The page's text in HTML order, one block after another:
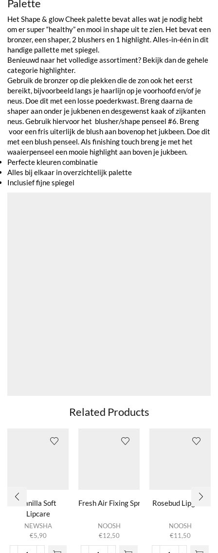
Palette
Het Shape & glow Cheek palette bevat alles wat je nodig hebt
om er super “healthy” en mooi in shape uit te zien. Het bevat een
bronzer, een shaper, 2 blushers en 1 highlight. Alles-in-één in dit
handige pallette met spiegel.
Benieuwd naar het volledige assortiment? Bekijk dan de gehele
categorie highlighter.
Gebruik de bronzer op die plekken die de zon ook het eerst
bereikt, bijvoorbeeld langs je haarlijn op je voorhoofd en/of je
neus. Doe dit met een losse poederkwast. Breng daarna de
shaper aan onder je jukbenen en desgewenst kaak of zijkanten
neus. Gebruik hiervoor het blusher/shape penseel #6. Breng
voor een fris uiterlijk de blush aan bovenop het jukbeen. Doe dit
met een blush penseel. Als finishing touch breng je met het
waaierpenseel een mooie highlight aan boven je jukbeen.
Perfecte kleuren combinatie
Alles bij elkaar in overzichtelijk palette
Inclusief fijne spiegel
Related Products
Vanilla Soft
Lipcare
NEWSHA
€5,90
Fresh Air Fixing Spray
NOOSH
€12,50
Rosebud Lipgloss
NOOSH
€11,50